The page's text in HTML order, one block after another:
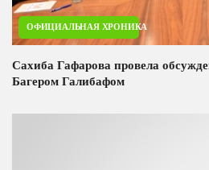
ОФИЦИАЛЬНАЯ ХРОНИКА
Сахиба Гафарова провела
Багером Галибафом